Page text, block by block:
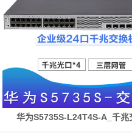
华为S5735S-L24T4S-A_千兆